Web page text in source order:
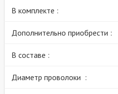
В комплекте :
Дополнительно приобрести :
В составе :
Диаметр проволоки :